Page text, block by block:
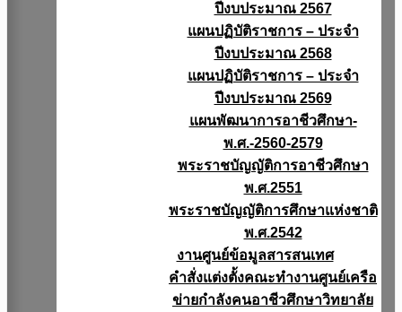
ปีงบประมาณ 2567
แผนปฏิบัติราชการ – ประจำ
ปีงบประมาณ 2568
แผนปฏิบัติราชการ – ประจำ
ปีงบประมาณ 2569
แผนพัฒนาการอาชีวศึกษา-
พ.ศ.-2560-2579
พระราชบัญญัติการอาชีวศึกษา
พ.ศ.2551
พระราชบัญญัติการศึกษาแห่งชาติ
พ.ศ.2542
งานศูนย์ข้อมูลสารสนเทศ
คำสั่งแต่งตั้งคณะทำงานศูนย์เครือ
ข่ายกำลังคนอาชีวศึกษาวิทยาลัย